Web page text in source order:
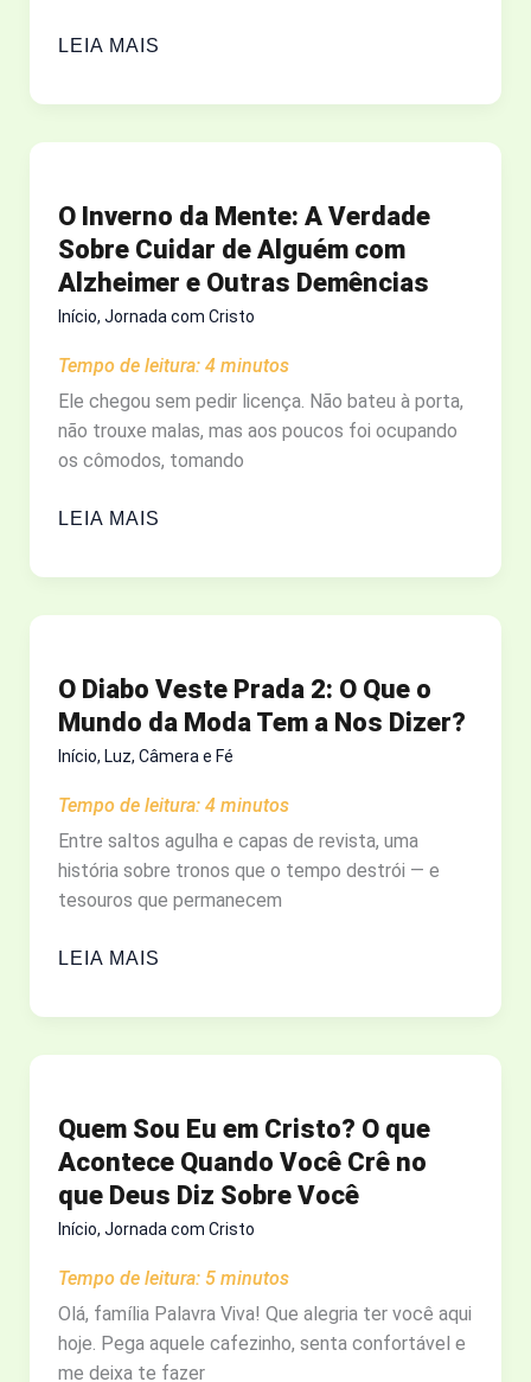
RECOMEÇO
GRATIDÃO:
E
APRENDI
NA
VIDA
CAMPO
LEIA MAIS
O Inverno da Mente: A Verdade
Sobre Cuidar de Alguém com
Alzheimer e Outras Demências
Início, Jornada com Cristo
Tempo de leitura: 4 minutos
Ele chegou sem pedir licença. Não bateu à porta,
não trouxe malas, mas aos poucos foi ocupando
os cômodos, tomando
O
DA
SOBRE
CUIDAR
DE
COM
ALZHEIMER
E
OUTRAS
LEIA MAIS
O Diabo Veste Prada 2: O Que o
Mundo da Moda Tem a Nos Dizer?
Início, Luz, Câmera e Fé
Tempo de leitura: 4 minutos
Entre saltos agulha e capas de revista, uma
história sobre tronos que o tempo destrói — e
tesouros que permanecem
O
VESTE
QUE
O
MUNDO
DA
TEM
A
NOS
DIZER?
LEIA MAIS
Quem Sou Eu em Cristo? O que
Acontece Quando Você Crê no
que Deus Diz Sobre Você
Início, Jornada com Cristo
Tempo de leitura: 5 minutos
Olá, família Palavra Viva! Que alegria ter você aqui
hoje. Pega aquele cafezinho, senta confortável e
me deixa te fazer